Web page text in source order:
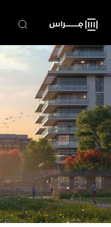
المحتوى
الرئيسي